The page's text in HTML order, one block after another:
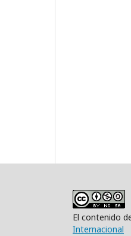
El contenido
Internacional